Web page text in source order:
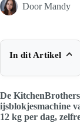
Door Mandy
In dit Artikel
De
ijsblokjesmachine
12 kg per dag,